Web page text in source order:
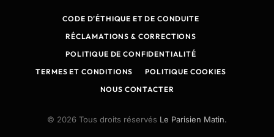
CODE D’ÉTHIQUE ET DE CONDUITE
RÉCLAMATIONS & CORRECTIONS
POLITIQUE DE CONFIDENTIALITÉ
TERMES ET CONDITIONS
POLITIQUE COOKIES
NOUS CONTACTER
© 2026 Tous droits réservés Le Parisien Matin.